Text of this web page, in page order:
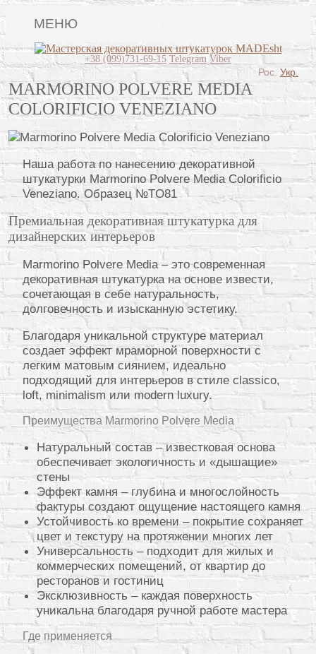
МЕНЮ
Lincrusta
Виды штукатурок
Поклейка обоев
Картины
Декоративные панно
Видео
Вопрос-ответ
О нас
Контакты
+38 (099)731-69-15 Telegram Viber
MARMORINO POLVERE MEDIA
COLORIFICIO VENEZIANO
Наша работа по нанесению декоративной
штукатурки Marmorino Polvere Media Colorificio
Veneziano. Образец №TO81
Премиальная декоративная штукатурка для
дизайнерских интерьеров
Marmorino Polvere Media – это современная
декоративная штукатурка на основе извести,
сочетающая в себе натуральность,
долговечность и изысканную эстетику.
Благодаря уникальной структуре материал
создает эффект мраморной поверхности с
легким матовым сиянием, идеально
подходящий для интерьеров в стиле classico,
loft, minimalism или modern luxury.
Преимущества Marmorino Polvere Media
Натуральный состав – известковая основа
обеспечивает экологичность и «дышащие»
стены
Эффект камня – глубина и многослойность
фактуры создают ощущение настоящего камня
Устойчивость ко времени – покрытие сохраняет
цвет и текстуру на протяжении многих лет
Универсальность – подходит для жилых и
коммерческих помещений, от квартир до
ресторанов и гостиниц
Эксклюзивность – каждая поверхность
уникальна благодаря ручной работе мастера
Где применяется
Рос. Укр.